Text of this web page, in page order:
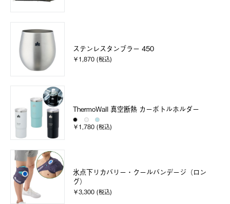
ステンレスタンブラー 450
￥1,870 (税込)
ThermoWall 真空断熱 カーボトルホルダー
￥1,780 (税込)
氷点下リカバリー・クールバンデージ（ロン
グ）
￥3,300 (税込)